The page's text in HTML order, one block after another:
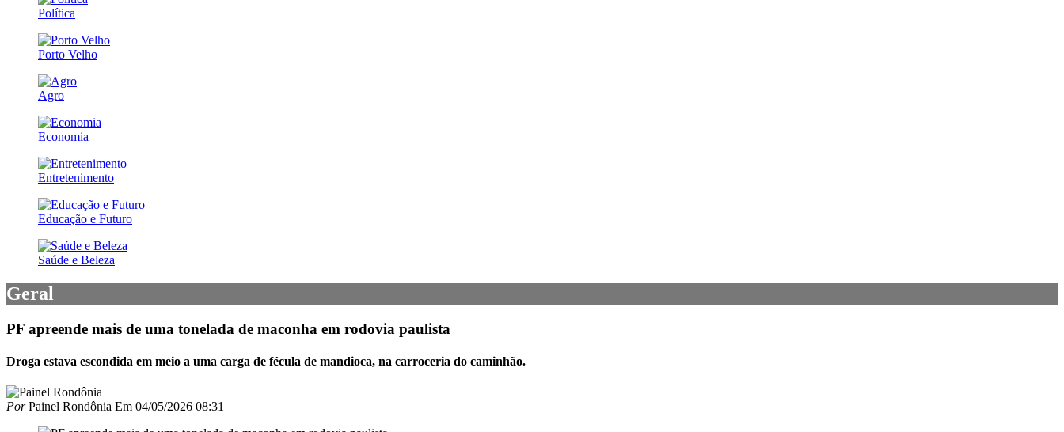
Política
Porto Velho
Agro
Economia
Entretenimento
Educação e Futuro
Saúde e Beleza
Geral
PF apreende mais de uma tonelada de maconha em rodovia paulista
Droga estava escondida em meio a uma carga de fécula de mandioca, na carroceria do caminhão.
PorPainel Rondônia Em 04/05/2026 08:31